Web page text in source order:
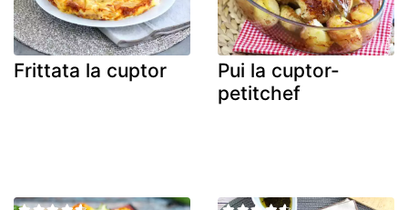
Frittata la cuptor
Pui la cuptor-
petitchef